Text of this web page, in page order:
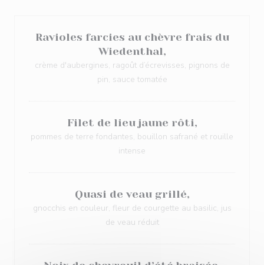
Ravioles farcies au chèvre frais du
Wiedenthal,
crème d'aubergines, ragoût d’écrevisses, pignons de
pin, sauce tomatée
Filet de lieu jaune rôti,
pommes de terre fondantes, bouillon safrané et rouille
intense
Quasi de veau grillé,
gnocchis en couleur, fleur de courgette au basilic, jus
de veau réduit